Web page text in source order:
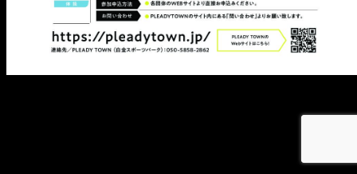
へ
移
動